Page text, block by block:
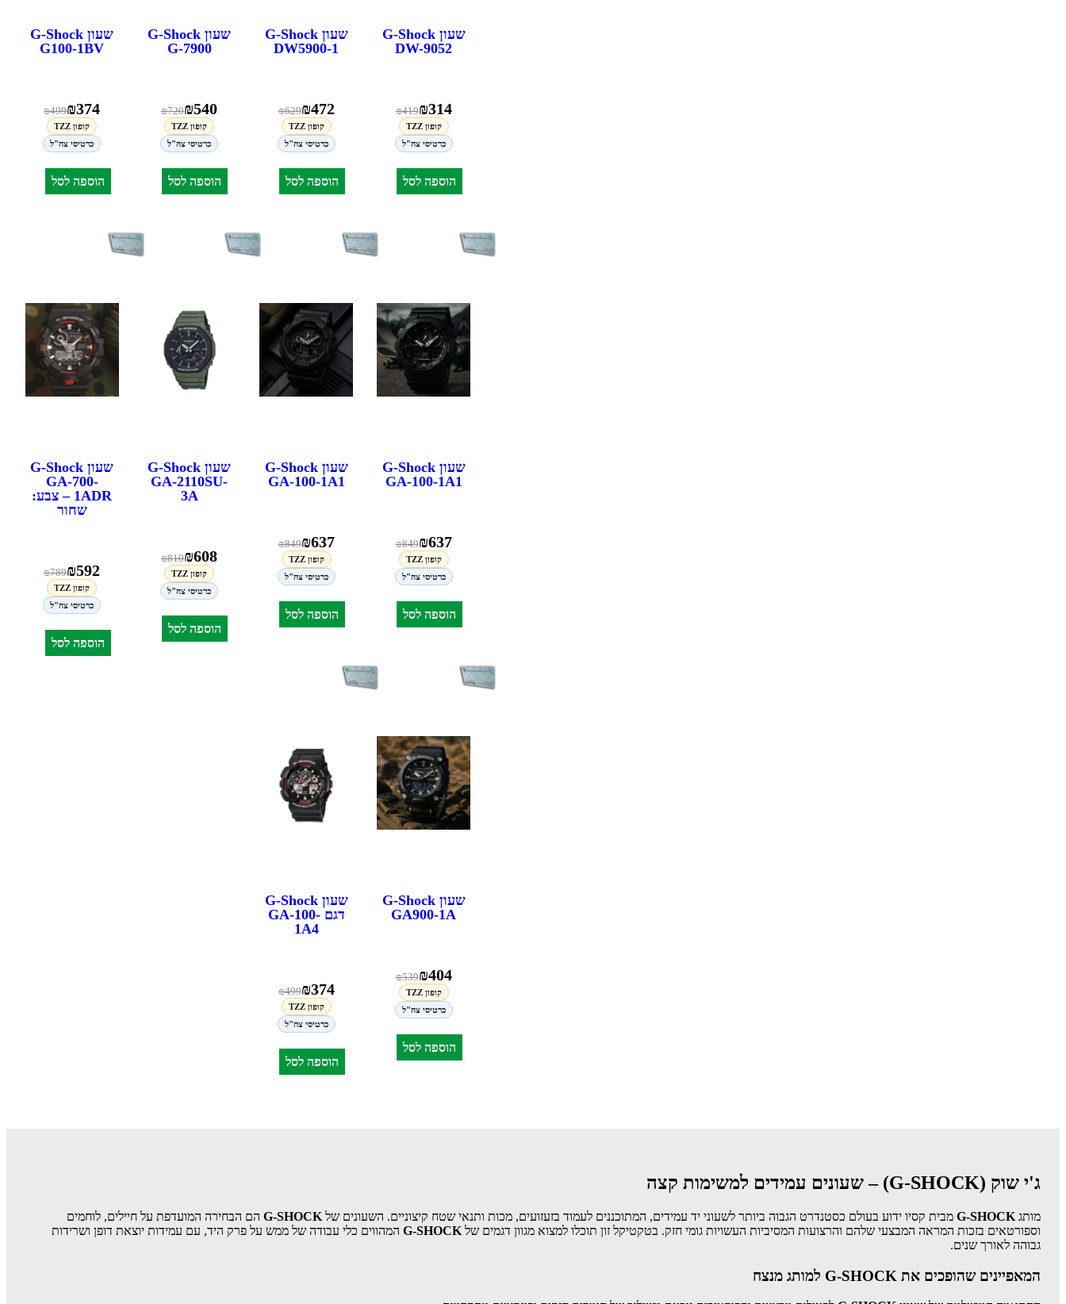
שעון G-Shock
DW-9052
₪314
₪419
קופון TZZ
כרטיסי צה"ל
הוספה לסל
שעון G-Shock
DW5900-1
₪472
₪629
קופון TZZ
כרטיסי צה"ל
הוספה לסל
שעון G-Shock
G-7900
₪540
₪720
קופון TZZ
כרטיסי צה"ל
הוספה לסל
שעון G-Shock
G100-1BV
₪374
₪499
קופון TZZ
כרטיסי צה"ל
הוספה לסל
שעון G-Shock
GA-100-1A1
₪637
₪849
קופון TZZ
כרטיסי צה"ל
הוספה לסל
שעון G-Shock
GA-100-1A1
₪637
₪849
קופון TZZ
כרטיסי צה"ל
הוספה לסל
שעון G-Shock
GA-2110SU-
3A
₪608
₪810
קופון TZZ
כרטיסי צה"ל
הוספה לסל
שעון G-Shock
GA-700-
1ADR – צבע:
שחור
₪592
₪789
קופון TZZ
כרטיסי צה"ל
הוספה לסל
שעון G-Shock
GA900-1A
₪404
₪539
קופון TZZ
כרטיסי צה"ל
הוספה לסל
שעון G-Shock
דגם GA-100-
1A4
₪374
₪499
קופון TZZ
כרטיסי צה"ל
הוספה לסל
ג'י שוק (G-SHOCK) – שעונים עמידים למשימות קצה
מותג G-SHOCK מבית קסיו ידוע בעולם כסטנדרט הגבוה ביותר לשעוני יד עמידים, המתוכננים לעמוד בזעזועים, מכות ותנאי שטח קיצוניים. השעונים של G-SHOCK הם הבחירה המועדפת על חיילים, לוחמים
וספורטאים בזכות המראה המבצעי שלהם והרצועות המסיביות העשויות גומי חזק. בטקטיקל זון תוכלו למצוא מגוון דגמים של G-SHOCK המהווים כלי עבודה של ממש על פרק היד, עם עמידות יוצאת דופן ושרידות
גבוהה לאורך שנים.
המאפיינים שהופכים את G-SHOCK למותג מנצח